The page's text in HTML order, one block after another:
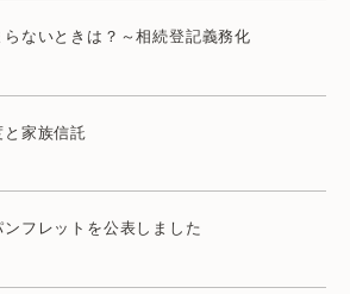
ないときは？～相続登記義務化
と家族信託
フレットを公表しました